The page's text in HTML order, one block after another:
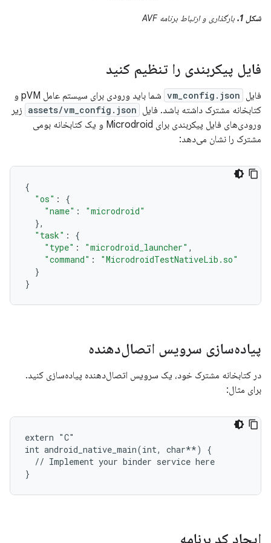
شکل 1. بارگذاری و ارتباط برنامه AVF
فایل پیکربندی را تنظیم کنید
فایل vm_config.json
شما باید ورودی برای سیستم عامل pVM و
کتابخانه مشترک داشته باشد. فایل assets/vm_config.json زیر
ورودی‌های فایل پیکربندی برای Microdroid و یک کتابخانه بومی
مشترک را نشان می‌دهد:
{
"os" :
{
"name" :
"microdroid"
},
"task" :
{
"type" : "microdroid_launcher" ,
"command" :
"MicrodroidTestNativeLib.so"
}
}
پیاده‌سازی سرویس اتصال‌دهنده
در کتابخانه مشترک خود، یک سرویس اتصال‌دهنده پیاده‌سازی کنید.
برای مثال:
extern "C"
int android_native_main(int, char**) {
  // Implement your binder service here
ایجاد کد برنامه